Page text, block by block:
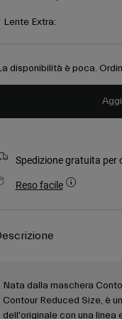
Lente Extra:
disponibilità è poca.
Spedizione gratuita per
Reso facile
Nata dalla maschera
Contour Reduced Size, è
dell'originale con una